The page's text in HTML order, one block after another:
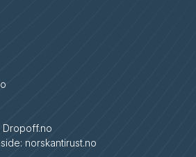
Dropoff.no
norskantirust.no